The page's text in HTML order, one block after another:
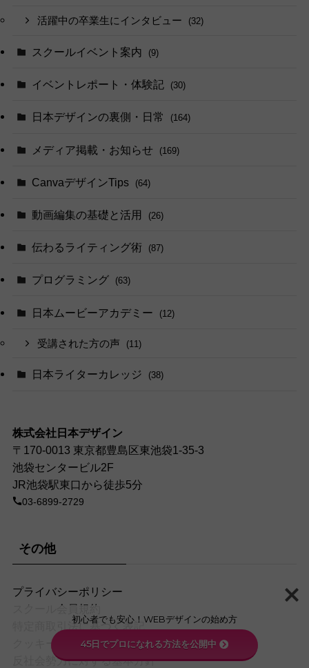
活躍中の卒業生にインタビュー (32)
スクールイベント案内 (9)
イベントレポート・体験記 (30)
日本デザインの裏側・日常 (164)
メディア掲載・お知らせ (169)
CanvaデザインTips (64)
動画編集の基礎と活用 (26)
伝わるライティング術 (87)
プログラミング (63)
日本ムービーアカデミー (12)
受講された方の声 (11)
日本ライターカレッジ (38)
株式会社日本デザイン
〒170-0013 東京都豊島区東池袋1-35-3
池袋センタービル2F
JR池袋駅東口から徒歩5分
03-6899-2729
その他
プライバシーポリシー
スクール会員規約
特定商取引法に基づく表記
クッキーポリシー
反社会勢力に対する基本方針
初心者でも安心！WEBデザインの始め方
45日でプロになれる方法を公開中